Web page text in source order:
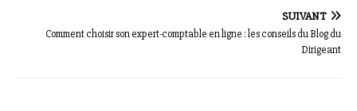
SUIVANT
Comment choisir son expert-comptable en ligne : les conseils du Blog du
Dirigeant